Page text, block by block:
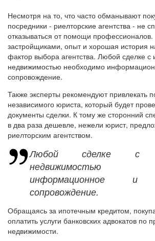
Несмотря на то, что часто обманывают
посредники - риелторские агентства - не
отказываться от помощи
застройщиками, опыт и хорошая история
фактор выбора агентства. Любой сделке с
недвижимостью необходимо
сопровождение.
Также эксперты рекомендуют привлекать
независимого юриста, который будет
документы сделки. К тому же сторонний
в два раза дешевле, нежели юрист,
риелторским агентством.
Любой сделке с
недвижимостью
информационное и
сопровождение.
Обращаясь за ипотечным кредитом,
оплатить услуги банковских адвокатов по
недвижимости.